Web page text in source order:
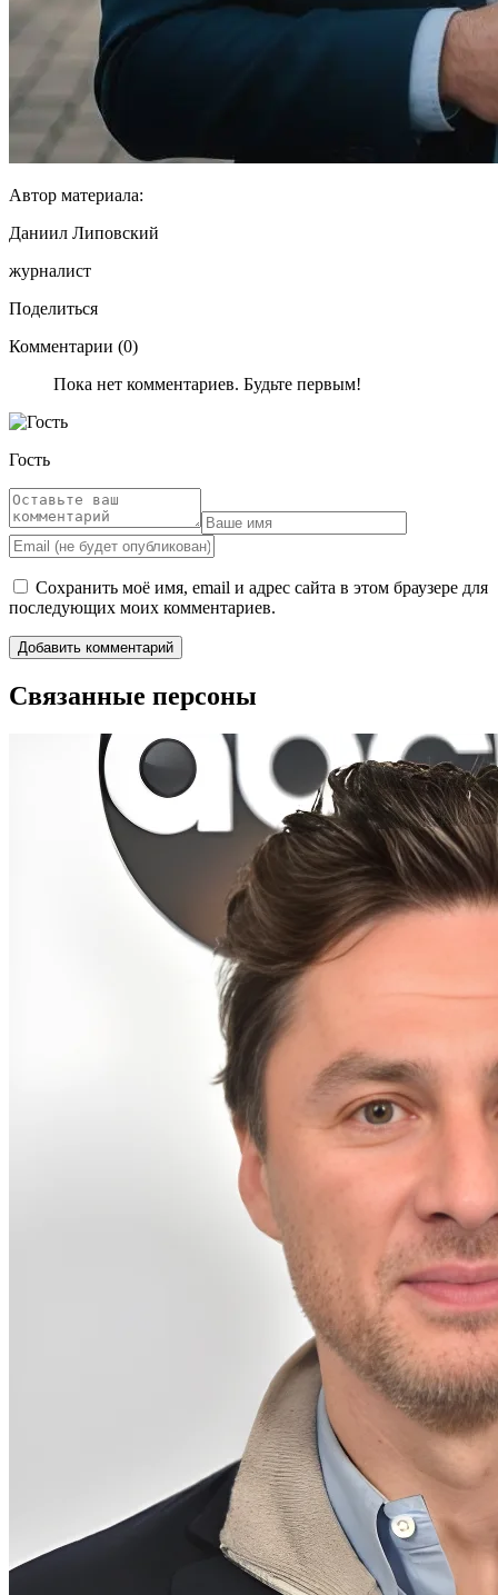
Автор материала:
Даниил Липовский
журналист
Поделиться
Комментарии (0)
Пока нет комментариев. Будьте первым!
Гость
Сохранить моё имя, email и адрес сайта в этом браузере для
последующих моих комментариев.
Связанные персоны